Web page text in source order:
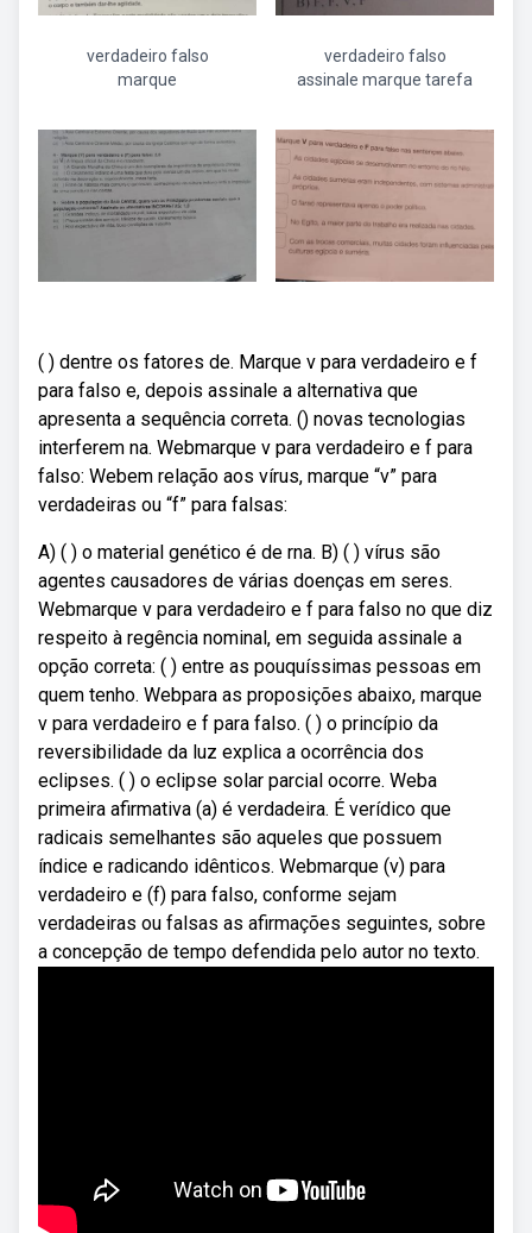
verdadeiro falso
marque
verdadeiro falso
assinale marque tarefa
( ) dentre os fatores de. Marque v para verdadeiro e f
para falso e, depois assinale a alternativa que
apresenta a sequência correta. () novas tecnologias
interferem na. Webmarque v para verdadeiro e f para
falso: Webem relação aos vírus, marque “v” para
verdadeiras ou “f” para falsas:
A) ( ) o material genético é de rna. B) ( ) vírus são
agentes causadores de várias doenças em seres.
Webmarque v para verdadeiro e f para falso no que diz
respeito à regência nominal, em seguida assinale a
opção correta: ( ) entre as pouquíssimas pessoas em
quem tenho. Webpara as proposições abaixo, marque
v para verdadeiro e f para falso. ( ) o princípio da
reversibilidade da luz explica a ocorrência dos
eclipses. ( ) o eclipse solar parcial ocorre. Weba
primeira afirmativa (a) é verdadeira. É verídico que
radicais semelhantes são aqueles que possuem
índice e radicando idênticos. Webmarque (v) para
verdadeiro e (f) para falso, conforme sejam
verdadeiras ou falsas as afirmações seguintes, sobre
a concepção de tempo defendida pelo autor no texto.